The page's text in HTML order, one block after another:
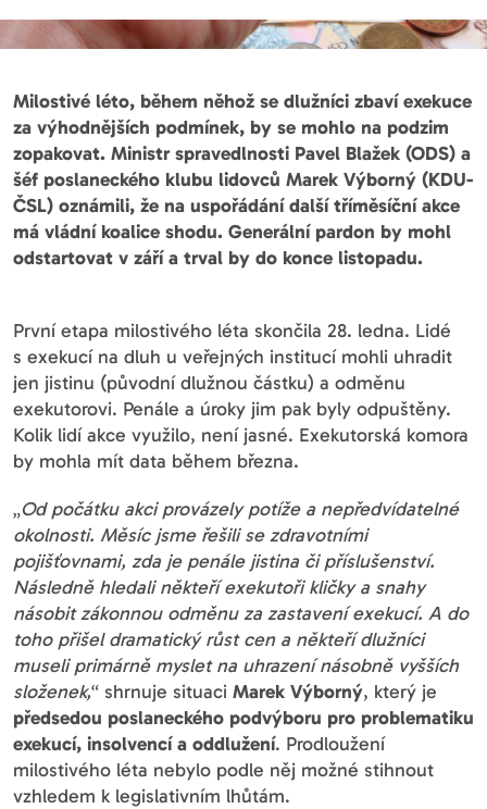
Milostivé léto, během něhož se dlužníci zbaví exekuce
za výhodnějších podmínek, by se mohlo na podzim
zopakovat. Ministr spravedlnosti Pavel Blažek (ODS) a
šéf poslaneckého klubu lidovců Marek Výborný (KDU-
ČSL) oznámili, že na uspořádání další tříměsíční akce
má vládní koalice shodu. Generální pardon by mohl
odstartovat v září a trval by do konce listopadu.
První etapa milostivého léta skončila 28. ledna. Lidé
s exekucí na dluh u veřejných institucí mohli uhradit
jen jistinu (původní dlužnou částku) a odměnu
exekutorovi. Penále a úroky jim pak byly odpuštěny.
Kolik lidí akce využilo, není jasné. Exekutorská komora
by mohla mít data během března.
„Od počátku akci provázely potíže a nepředvídatelné
okolnosti. Měsíc jsme řešili se zdravotními
pojišťovnami, zda je penále jistina či příslušenství.
Následně hledali někteří exekutoři kličky a snahy
násobit zákonnou odměnu za zastavení exekucí. A do
toho přišel dramatický růst cen a někteří dlužníci
museli primárně myslet na uhrazení násobně vyšších
složenek,“ shrnuje situaci Marek Výborný, který je
předsedou poslaneckého podvýboru pro problematiku
exekucí, insolvencí a oddlužení. Prodloužení
milostivého léta nebylo podle něj možné stihnout
vzhledem k legislativním lhůtám.